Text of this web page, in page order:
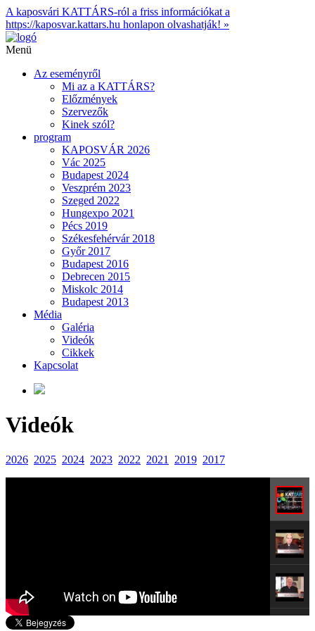
A kaposvári KATTÁRS-ról a friss információkat a
https://kaposvar.kattars.hu honlapon olvashatják! »
Menü
Az eseményről
Mi az a KATTÁRS?
Előzmények
Szervezők
Kinek szól?
program
KAPOSVÁR 2026
Vác 2025
Budapest 2024
Veszprém 2023
Szeged 2022
Hungexpo 2021
Pécs 2019
Székesfehérvár 2018
Győr 2017
Budapest 2016
Debrecen 2015
Miskolc 2014
Budapest 2013
Média
Galéria
Videók
Cikkek
Kapcsolat
Videók
2026 2025 2024 2023 2022 2021 2019 2017